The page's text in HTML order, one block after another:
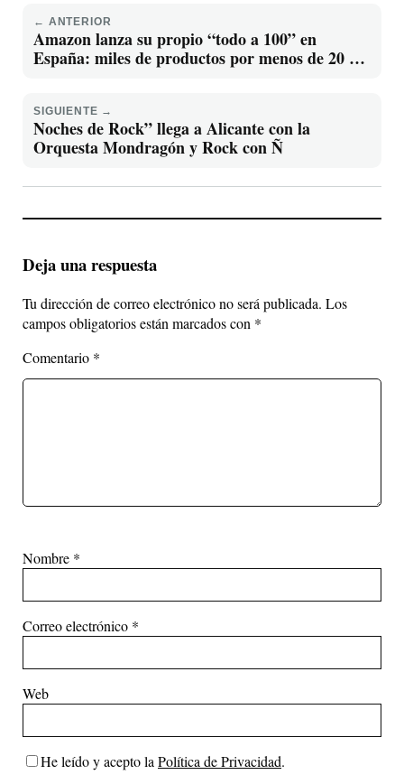
← ANTERIOR
Amazon lanza su propio “todo a 100” en
España: miles de productos por menos de 20 €
SIGUIENTE →
Noches de Rock” llega a Alicante con la
Orquesta Mondragón y Rock con Ñ
Deja una respuesta
Tu dirección de correo electrónico no será publicada. Los
campos obligatorios están marcados con *
Comentario *
Nombre *
Correo electrónico *
Web
He leído y acepto la Política de Privacidad.